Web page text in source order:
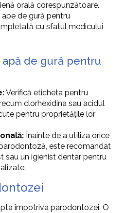
orală corespunzătoare.
ape de gură pentru
cu sfatul medicului
de gură pentru
Verifică eticheta pentru
clorhexidina sau acidul
pentru proprietățile lor
Înainte de a utiliza orice
este recomandat
sau un igienist dentar pentru
împotriva parodontozei. O